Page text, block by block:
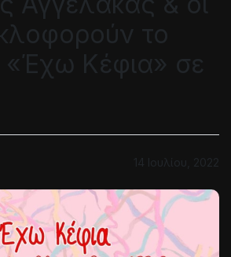
το
Κέφια» σε
14 Ιουλίου, 2022